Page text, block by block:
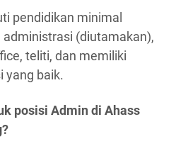
pendidikan minimal
(diutamakan),
teliti, dan memiliki
yang baik.
posisi Admin di Ahass